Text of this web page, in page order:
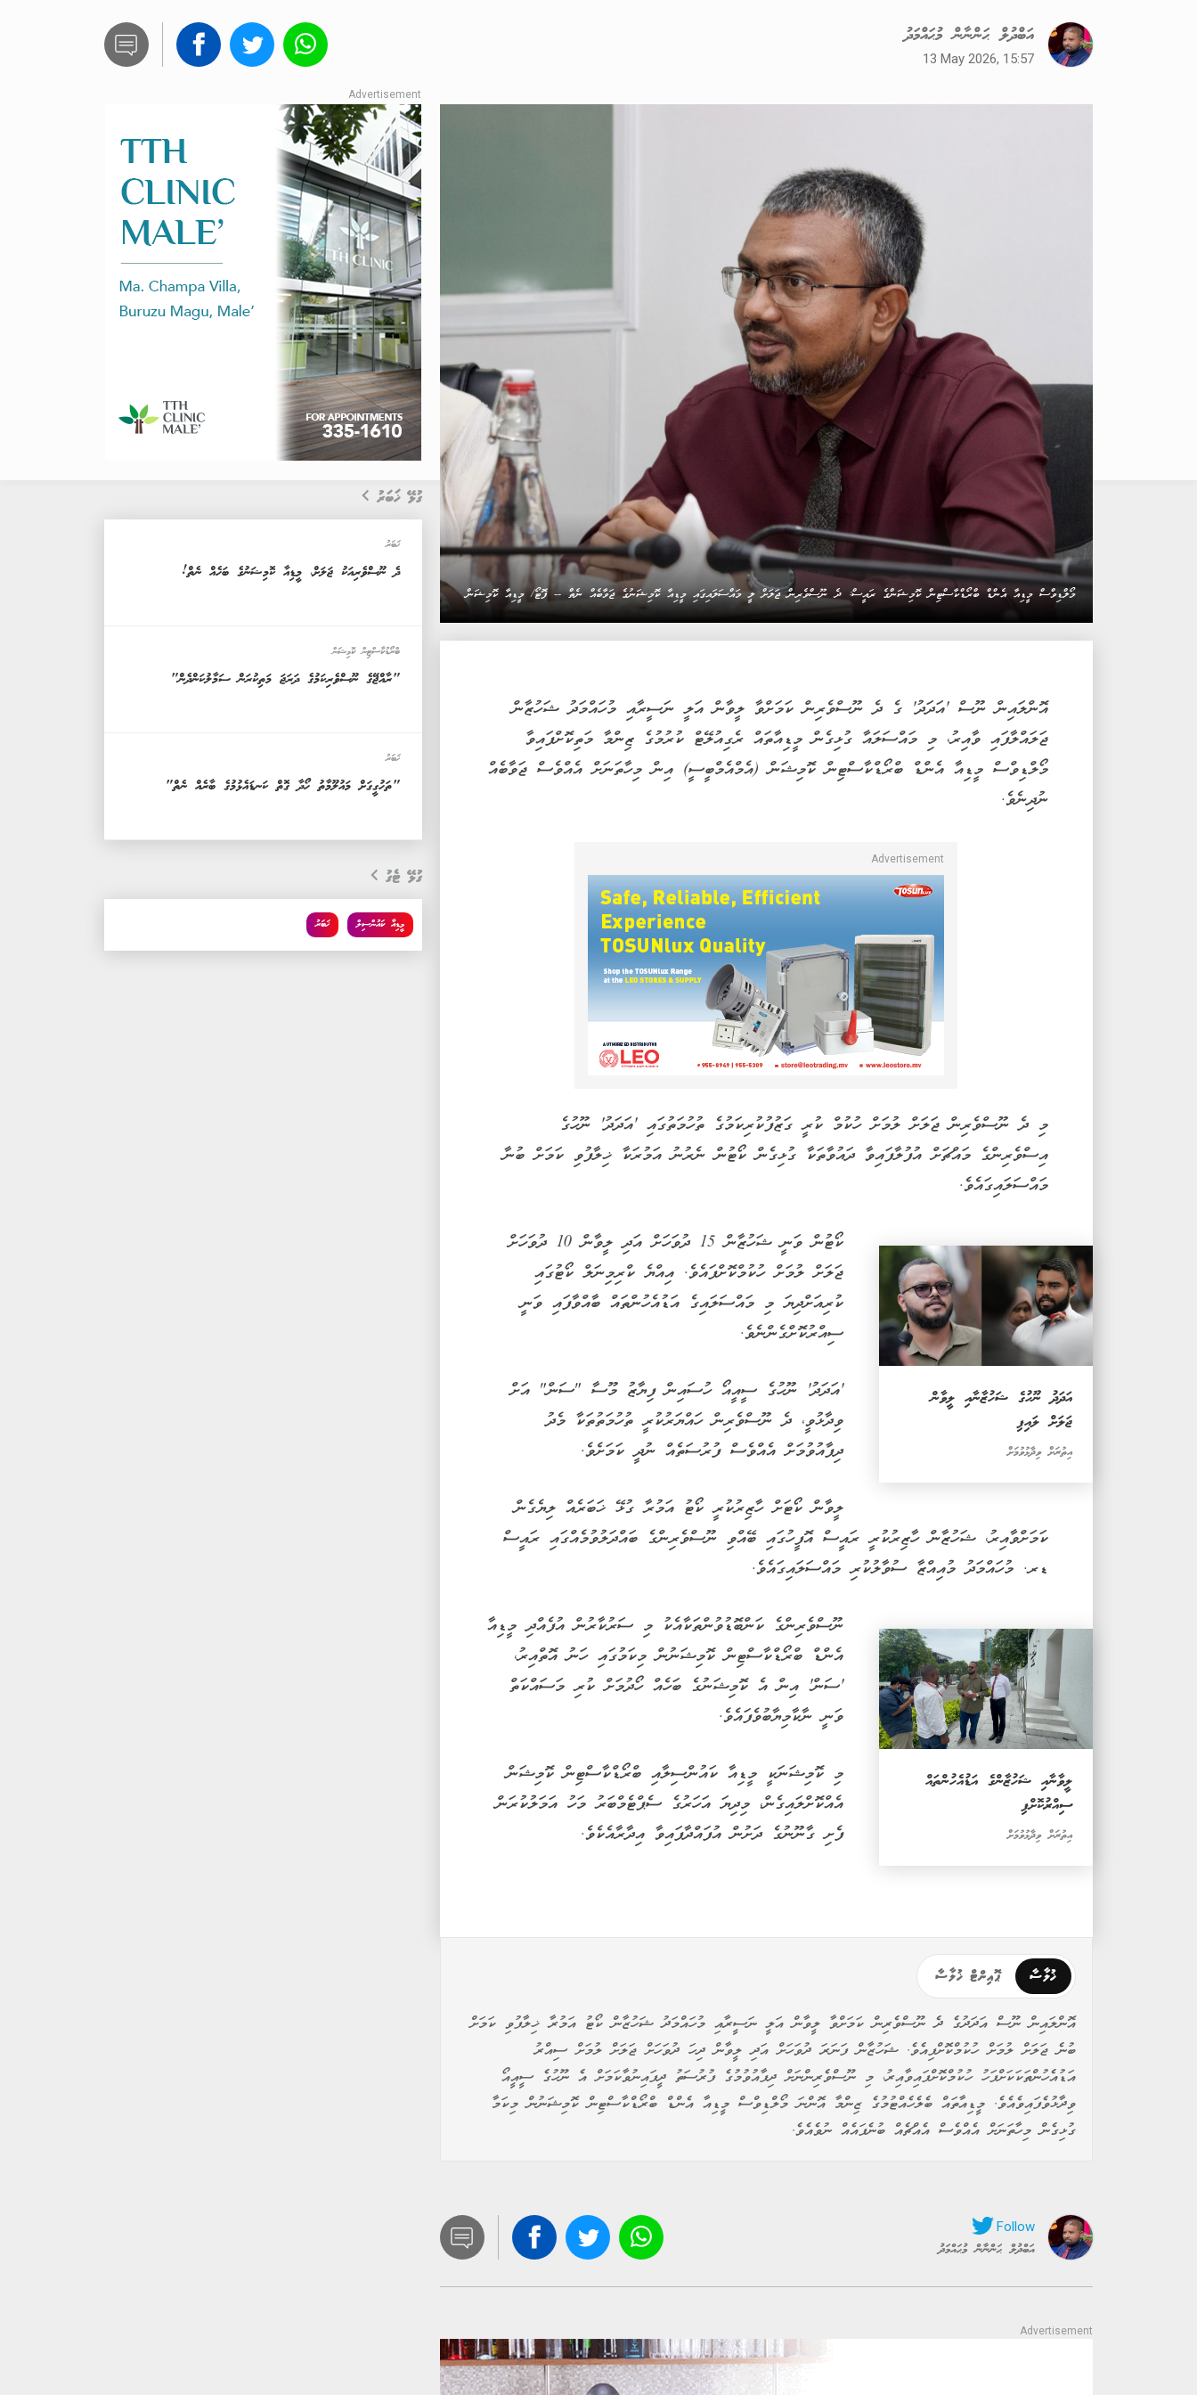
އަބްދުލް ޙަންނާން މުޙައްމަދު
13 May 2026, 15:57
މޯލްޑިވްސް މީޑިއާ އެންޑް ބްރޯޑްކާސްޓިން ކޮމިޝަންގެ ރައީސް: ދެ ނޫސްވެރިން ޖަލަށް ލީ މައްސަލައިގައި މީޑިއާ ކޮމިޝަނުގެ ޖަވާބެއް ނެތް -- ފޮޓޯ/ މީޑިއާ ކޮމިޝަން
އޮންލައިން ނޫސް 'އަދަދު' ގެ ދެ ނޫސްވެރިން ކަމަށްވާ ލީވާން އަލީ ނަސީރާއި މުހައްމަދު ޝަހުޒާން
ޖަލައްލާފައި ވާއިރު، މި މައްސަލައާ ގުޅިގެން މީޑިއާތައް ރެގިއުލޭޓް ކުރުމުގެ ޒިންމާ މަތިކޮށްފައިވާ
މޯލްޑިވްސް މީޑިއާ އެންޑް ބްރޯޑްކާސްޓިން ކޮމިޝަން (އެމްއެމްބީސީ) އިން މިހާތަނަށް އެއްވެސް ޖަވާބެއް
ނުދިނެވެ.
މި ދެ ނޫސްވެރިން ޖަލަށް ލުމަށް ހުކުމް ކުރީ ގަޒުފުކުރިކަމުގެ ތުހުމަތުގައި 'އަދަދު' ނޫހުގެ
އިސްވެރިންގެ މައްޗަށް އުފުލާފައިވާ ދައުވާތަކާ ގުޅިގެން ކޯޓުން ނެރުނު އަމުރަކާ ޚިލާފުވި ކަމަށް ބުނާ
މައްސަލައިގައެވެ.
އަދަދު ނޫހުގެ ޝަހުޒާނާއި ލީވާން
ޖަލަށް ލައިފި
އިތުރަށް ވިދާޅުވުމަށް
ކޯޓުން ވަނީ ޝަހުޒާން 15 ދުވަހަށް އަދި ލީވާން 10 ދުވަހަށް
ޖަލަށް ލުމަށް ހުކުމްކޮށްފައެވެ. އިއްޔެ ކްރިމިނަލް ކޯޓުގައި
ކުރިއަށްދިޔަ މި މައްސަލައިގެ އަޑުއެހުންތައް ބާއްވާފައި ވަނީ
ސިއްރުކޮށްގެންނެވެ.
'އަދަދު' ނޫހުގެ ސީއީއޯ ހުސައިން ފިޔާޒު މޫސާ "ސަން" އަށް
ވިދާޅުވީ، ދެ ނޫސްވެރިން ހައްޔަރުކުރީ ތުހުމަތުތަކާ މެދު
ދިފާއުވުމަށް އެއްވެސް ފުރުސަތެއް ނުދީ ކަމަށެވެ.
ލީވާން ކޯޓަށް ހާޒިރުކުރީ ކޯޓު އަމުރާ ގުޅޭ ޚަބަރެއް ލިޔެގެން
ކަމަށްވާއިރު، ޝަހުޒާން ހާޒިރުކުރީ ރައީސް އޮފީހުގައި ބޭއްވި ނޫސްވެރިންގެ ބައްދަލުވުމެއްގައި ރައީސް
ޑރ. މުހައްމަދު މުއިއްޒާ ސުވާލުކުރި މައްސަލައިގައެވެ.
ލީވާނާއި ޝަހުޒާންގެ އަޑުއެހުންތައް
ސިއްރުކޮށްފި
އިތުރަށް ވިދާޅުވުމަށް
ނޫސްވެރިންގެ ކަންބޮޑުވުންތަކާއެކު މި ސަރުކާރުން އުފެއްދި މީޑިއާ
އެންޑް ބްރޯޑްކާސްޓިން ކޮމިޝަނުން މިކަމުގައި ހަނު އޮތްއިރު،
'ސަން' އިން އެ ކޮމިޝަނުގެ ބަހެއް ހޯދުމަށް ކުރި މަސައްކަތް
ވަނީ ނާކާމިޔާބުވެފައެވެ.
މި ކޮމިޝަނަކީ މީޑިއާ ކައުންސިލާއި ބްރޯޑްކާސްޓިން ކޮމިޝަން
އެއްކޮށްލައިގެން، މިދިޔަ އަހަރުގެ ސެޕްޓެމްބަރު މަހު އަމަލުކުރަން
ފެށި ގާނޫނުގެ ދަށުން އުފައްދާފައިވާ އިދާރާއެކެވެ.
ޚުލާސާ ޕޮއިންޓް ޚުލާސާ
އޮންލައިން ނޫސް އަދަދުގެ ދެ ނޫސްވެރިން ކަމަށްވާ ލީވާން އަލީ ނަސީރާއި މުހައްމަދު ޝަހުޒާން ކޯޓު އަމުރާ ޚިލާފުވި ކަމަށް
ބުނެ ޖަލަށް ލުމަށް ހުކުމްކޮށްފިއެވެ. ޝަހުޒާން ފަނަރަ ދުވަހަށް އަދި ލީވާން ދިހަ ދުވަހަށް ޖަލަށް ލުމަށް ސިއްރު
އަޑުއެހުންތަކަކަށްފަހު ހުކުމްކޮށްފައިވާއިރު، މި ނޫސްވެރިންނަށް ދިފާއުވުމުގެ ފުރުސަތު ދީފައިނުވާކަމަށް އެ ނޫހުގެ ސީއީއޯ
ވިދާޅުވެފައިވެއެވެ. މީޑިއާތައް ބެލެހެއްޓުމުގެ ޒިންމާ އޮންނަ މޯލްޑިވްސް މީޑިއާ އެންޑް ބްރޯޑްކާސްޓިން ކޮމިޝަނުން މިކަމާ
ގުޅިގެން މިހާތަނަށް އެއްވެސް އެއްޗެއް ބުނެފައެއް ނުވެއެވެ.
އަބްދުލް ޙަންނާން މުޙައްމަދު
ގުޅޭ ޚަބަރު
ޚަބަރު
ދެ ނޫސްވެރިއަކު ޖަލަށް، މީޑިއާ ކޮމިޝަނުގެ ބަހެއް ނެތް!
ބްރޯޑުކާސްޓިން ކޮމިޝަން
"ރާއްޖޭގެ ނޫސްވެރިކަމުގެ ދަރަޖަ މަތިކުރަން ސަމާލުކަންދެން"
ޚަބަރު
"ތަހުގީގަށް މައުލޫމާތު ހޯދާ ގޮތް ކަނޑައެޅުމުގެ ބާރެއް ނެތް"
ގުޅޭ ޓެގު
ޚަބަރު މީޑިއާ ކައުންސިލް